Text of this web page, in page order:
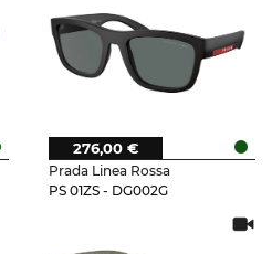
Prada Linea Rossa
PS 01ZS - DG002G
276,00 €